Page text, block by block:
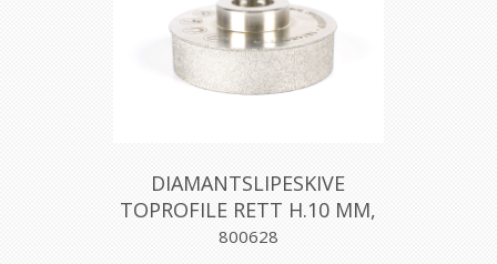
DIAMANTSLIPESKIVE
TOPROFILE RETT H.10 MM,
MONTOLIT
800628